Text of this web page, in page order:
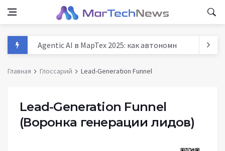
Agentic AI в МарТех 2025: как автономные агенты
История маркетинга: от древних базаров до AI -
Главная Глоссарий Lead-Generation Funnel
Lead-Generation Funnel
(Воронка генерации лидов)